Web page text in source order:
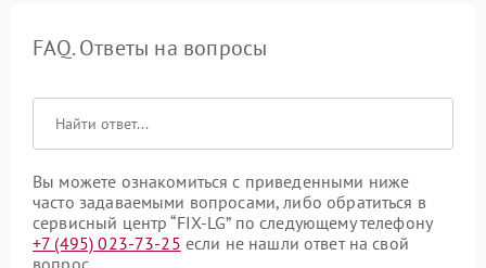
FAQ. Ответы на вопросы
Вы можете ознакомиться с приведенными ниже
часто задаваемыми вопросами, либо обратиться в
сервисный центр “FIX-LG” по следующему телефону
+7 (495) 023-73-25 если не нашли ответ на свой
вопрос.